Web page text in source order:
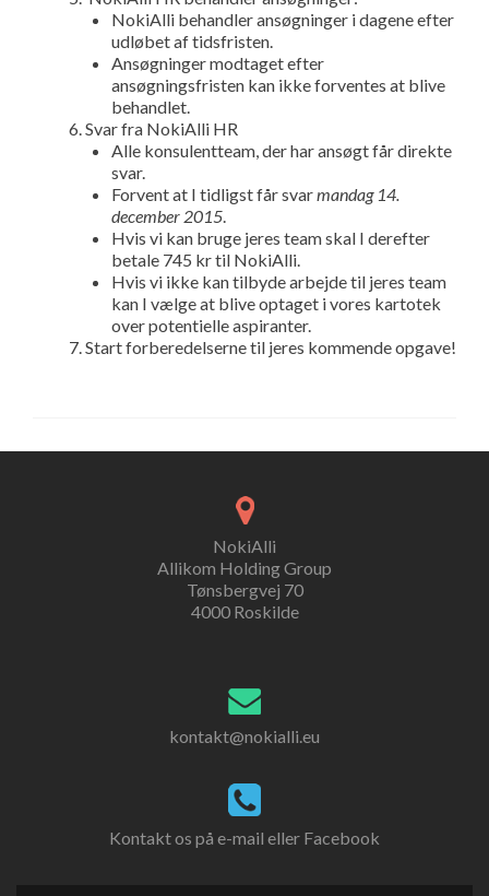
NokiAlli behandler ansøgninger i dagene efter
udløbet af tidsfristen.
Ansøgninger modtaget efter
ansøgningsfristen kan ikke forventes at blive
behandlet.
Svar fra NokiAlli HR
Alle konsulentteam, der har ansøgt får direkte
svar.
Forvent at I tidligst får svarmandag 14.
december 2015.
Hvis vi kan bruge jeres team skal I derefter
betale 745 kr til NokiAlli.
Hvis vi ikke kan tilbyde arbejde til jeres team
kan I vælge at blive optaget i vores kartotek
over potentielle aspiranter.
Start forberedelserne til jeres kommende opgave!
NokiAlli
Allikom Holding Group
Tønsbergvej 70
4000 Roskilde
kontakt@nokialli.eu
Kontakt os på e-mail eller Facebook